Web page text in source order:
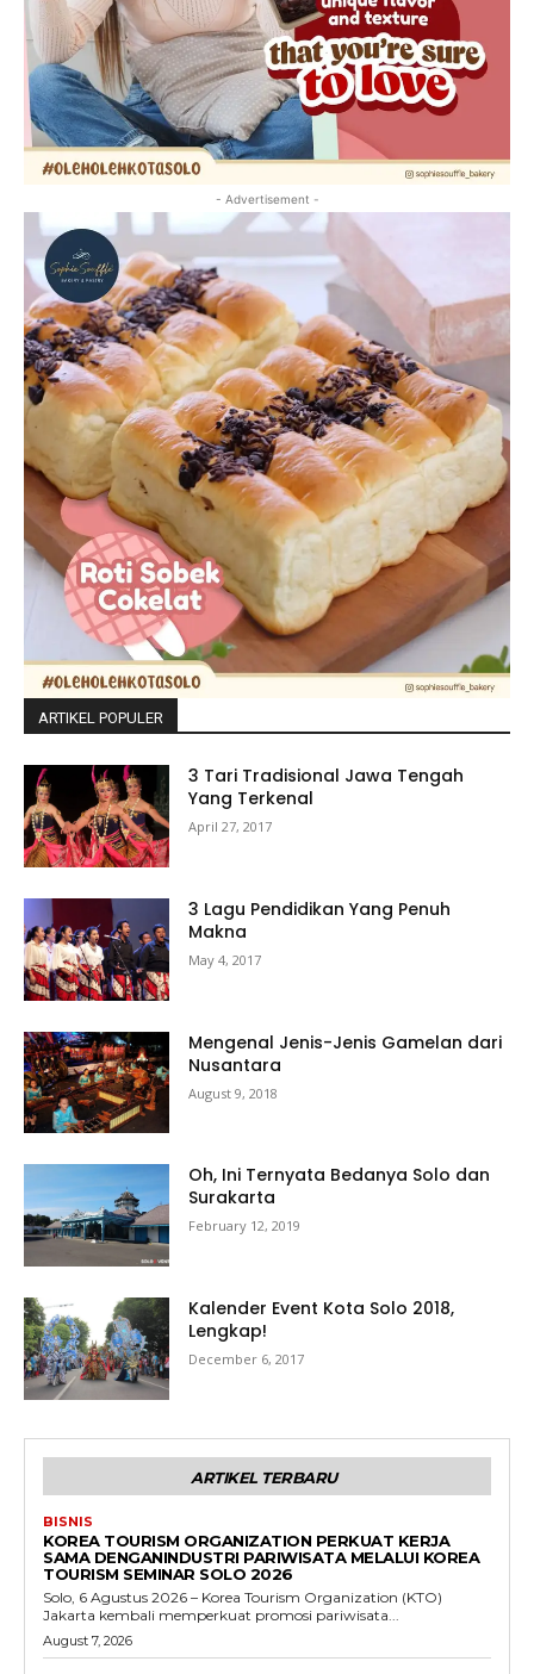
- Advertisement -
ARTIKEL POPULER
3 Tari Tradisional Jawa Tengah
Yang Terkenal
April 27, 2017
3 Lagu Pendidikan Yang Penuh
Makna
May 4, 2017
Mengenal Jenis-Jenis Gamelan dari
Nusantara
August 9, 2018
Oh, Ini Ternyata Bedanya Solo dan
Surakarta
February 12, 2019
Kalender Event Kota Solo 2018,
Lengkap!
December 6, 2017
ARTIKEL TERBARU
BISNIS
KOREA TOURISM ORGANIZATION PERKUAT KERJA
SAMA DENGANINDUSTRI PARIWISATA MELALUI KOREA
TOURISM SEMINAR SOLO 2026
Solo, 6 Agustus 2026 – Korea Tourism Organization (KTO)
Jakarta kembali memperkuat promosi pariwisata...
August 7, 2026